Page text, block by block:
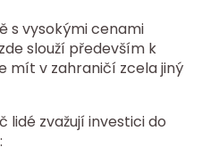
s vysokými cenami
slouží především k
mít v zahraničí zcela jiný
lidé zvažují investici do